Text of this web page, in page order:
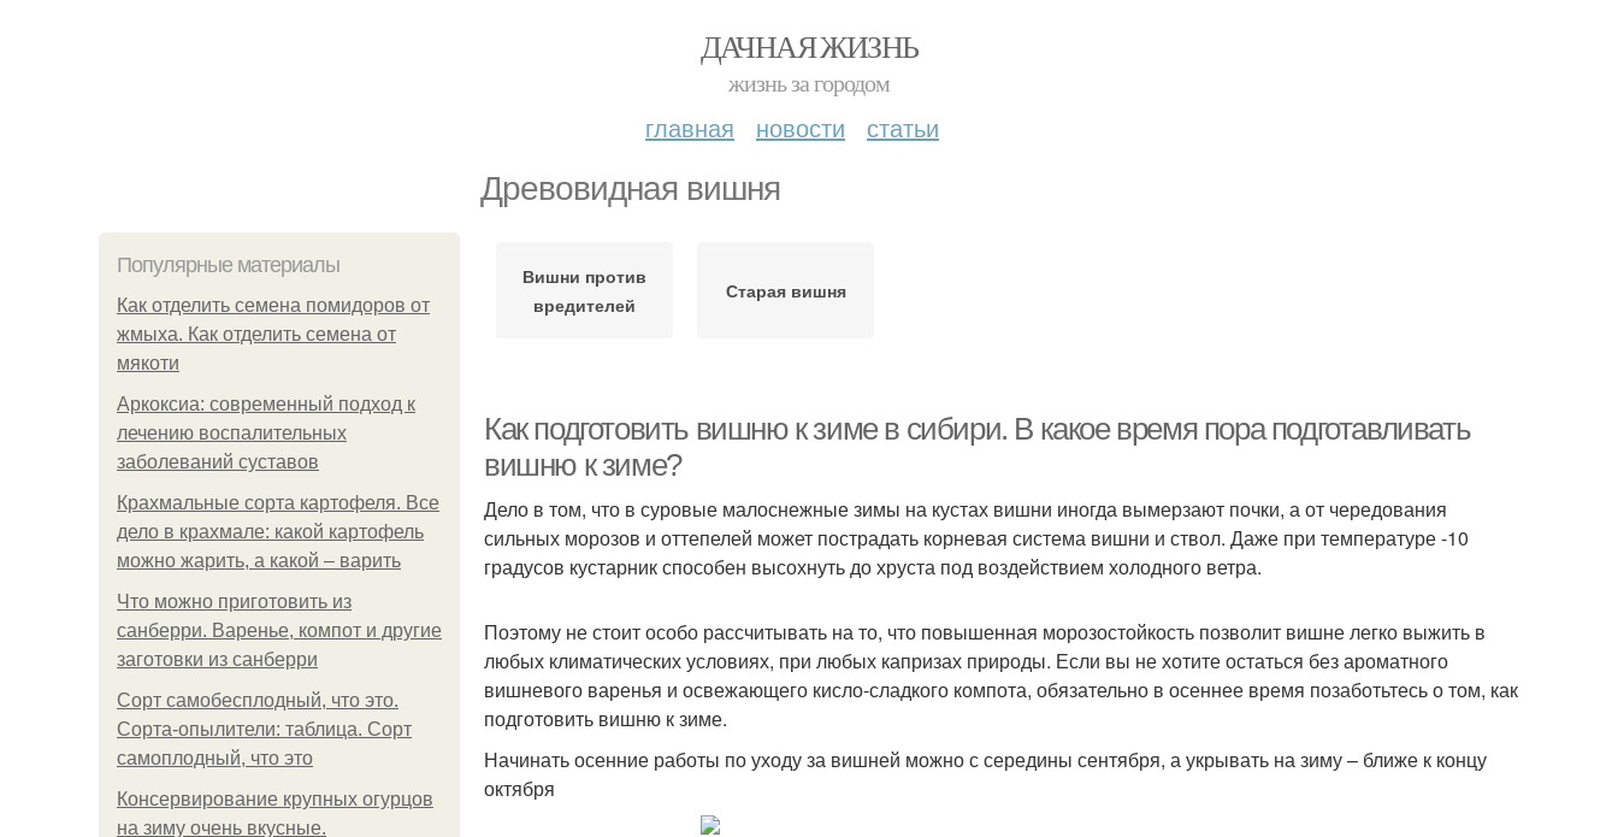
ДАЧНАЯ ЖИЗНЬ
жизнь за городом
главная новости статьи
Древовидная вишня
Популярные материалы
Как отделить семена помидоров от
жмыха. Как отделить семена от
мякоти
Аркоксиа: современный подход к
лечению воспалительных
заболеваний суставов
Крахмальные сорта картофеля. Все
дело в крахмале: какой картофель
можно жарить, а какой – варить
Что можно приготовить из
санберри. Варенье, компот и другие
заготовки из санберри
Сорт самобесплодный, что это.
Сорта-опылители: таблица. Сорт
самоплодный, что это
Консервирование крупных огурцов
на зиму очень вкусные.
Вишни против
вредителей
Старая вишня
Как подготовить вишню к зиме в сибири. В какое время пора подготавливать
вишню к зиме?
Дело в том, что в суровые малоснежные зимы на кустах вишни иногда вымерзают почки, а от чередования
сильных морозов и оттепелей может пострадать корневая система вишни и ствол. Даже при температуре -10
градусов кустарник способен высохнуть до хруста под воздействием холодного ветра.
Поэтому не стоит особо рассчитывать на то, что повышенная морозостойкость позволит вишне легко выжить в
любых климатических условиях, при любых капризах природы. Если вы не хотите остаться без ароматного
вишневого варенья и освежающего кисло-сладкого компота, обязательно в осеннее время позаботьтесь о том, как
подготовить вишню к зиме.
Начинать осенние работы по уходу за вишней можно с середины сентября, а укрывать на зиму – ближе к концу
октября